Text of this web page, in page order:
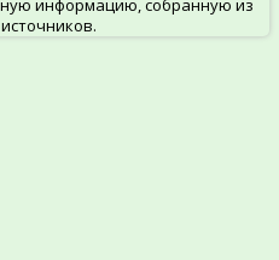
информацию, собранную из